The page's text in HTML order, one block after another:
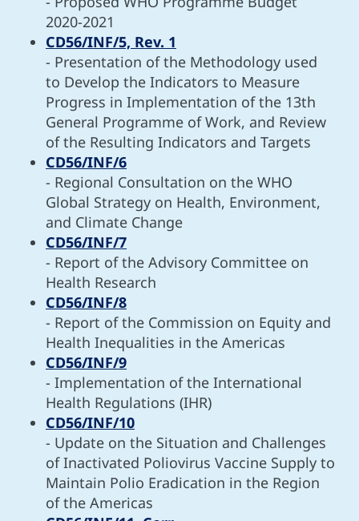
2020-2021
CD56/INF/5, Rev. 1
- Presentation of the Methodology used
to Develop the Indicators to Measure
Progress in Implementation of the 13th
General Programme of Work, and Review
of the Resulting Indicators and Targets
CD56/INF/6
- Regional Consultation on the WHO
Global Strategy on Health, Environment,
and Climate Change
CD56/INF/7
- Report of the Advisory Committee on
Health Research
CD56/INF/8
- Report of the Commission on Equity and
Health Inequalities in the Americas
CD56/INF/9
- Implementation of the International
Health Regulations (IHR)
CD56/INF/10
- Update on the Situation and Challenges
of Inactivated Poliovirus Vaccine Supply to
Maintain Polio Eradication in the Region
of the Americas